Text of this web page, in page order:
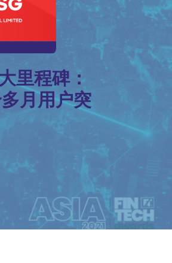
里程碑：
月用户突